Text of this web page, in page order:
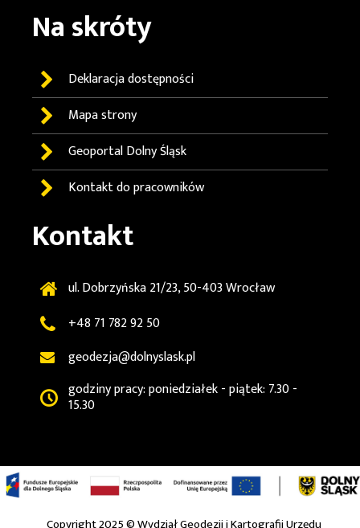
Na skróty
Deklaracja dostępności
Mapa strony
GeoportalDolny Śląsk
Kontakt do pracowników
Kontakt
ul. Dobrzyńska 21/23, 50-403 Wrocław
+48 71 782 92 50
geodezja@dolnyslask.pl
godziny pracy: poniedziałek - piątek: 7.30 -
15.30